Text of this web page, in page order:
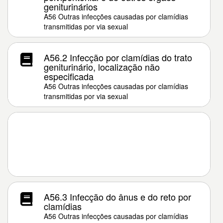
geniturinários
A56 Outras infecções causadas por clamídias
transmitidas por via sexual
A56.2 Infecção por clamídias do trato
geniturinário, localização não
especificada
A56 Outras infecções causadas por clamídias
transmitidas por via sexual
A56.3 Infecção do ânus e do reto por
clamídias
A56 Outras infecções causadas por clamídias